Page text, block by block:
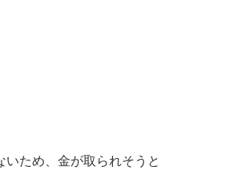
ため、金が取られそうと